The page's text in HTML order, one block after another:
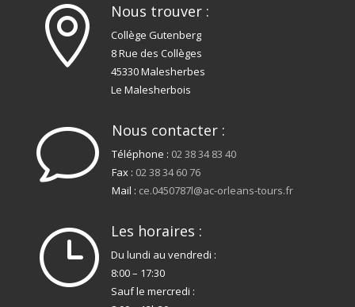
 Nous trouver :
Collège Gutenberg
8 Rue des Collèges
45330 Malesherbes
Le Malesherbois
v Nous contacter :
Téléphone : 02 38 34 83 40
Fax : 02 38 34 60 76
Mail : ce.0450787l@ac-orleans-tours.fr
} Les horaires :
Du lundi au vendredi :
8:00 – 17:30
Sauf le mercredi :